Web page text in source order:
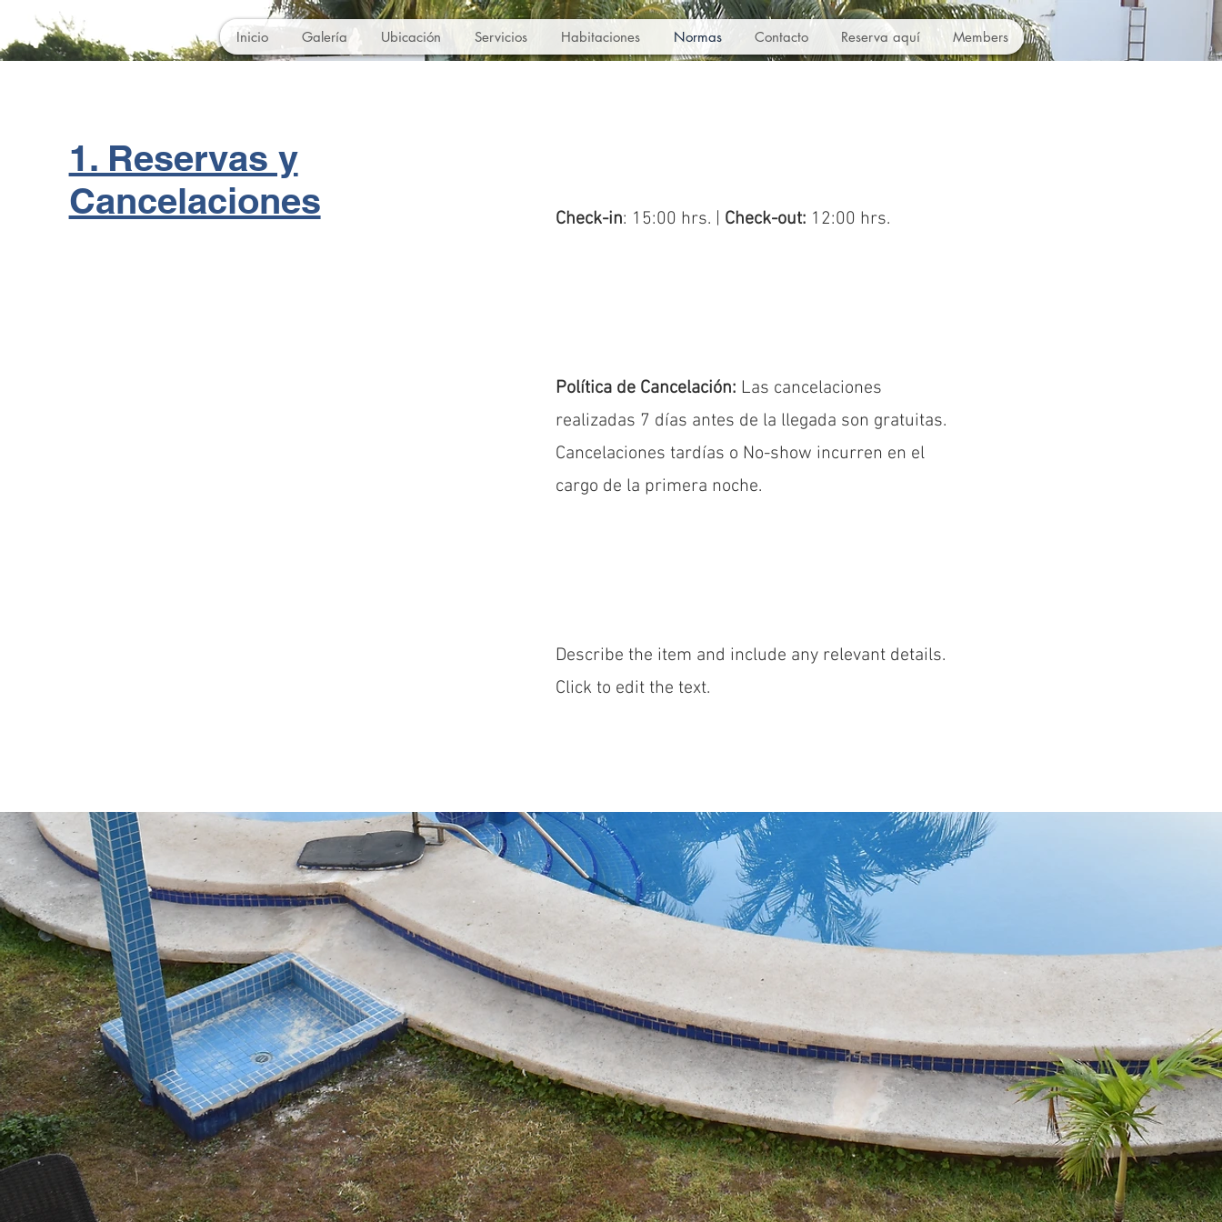
Inicio Galería Ubicación Servicios Habitaciones Normas Contacto Reserva aquí Members
1. Reservas y
Cancelaciones
Check-in: 15:00 hrs. | Check-out: 12:00 hrs.
Política de Cancelación: Las cancelaciones
realizadas 7 días antes de la llegada son gratuitas.
Cancelaciones tardías o No-show incurren en el
cargo de la primera noche.
Describe the item and include any relevant details.
Click to edit the text.